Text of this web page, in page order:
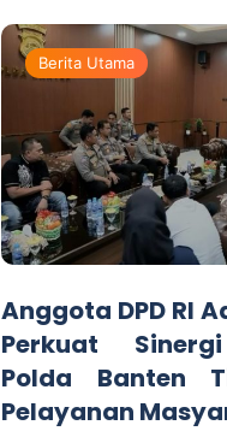
Berita Utama
Anggota DPD RI
Perkuat
Polda Banten
Pelayanan